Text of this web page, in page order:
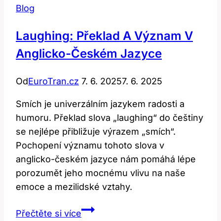
Blog
Laughing: Překlad A Význam V
Anglicko-Českém Jazyce
OdEuroTran.cz 7. 6. 20257. 6. 2025
Smích je univerzálním jazykem radosti a
humoru. Překlad slova „laughing“ do češtiny
se nejlépe přibližuje výrazem „smích“.
Pochopení významu tohoto slova v
anglicko-českém jazyce nám pomáhá lépe
porozumět jeho mocnému vlivu na naše
emoce a mezilidské vztahy.
Přečtěte si víceLaughing: